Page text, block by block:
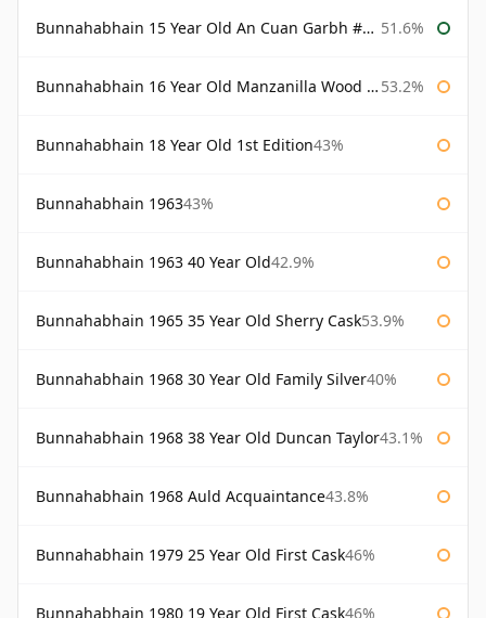
Bunnahabhain 15 Year Old An Cuan Garbh #1 Westering Home Collection 51.6%
Bunnahabhain 16 Year Old Manzanilla Wood Finish 53.2%
Bunnahabhain 18 Year Old 1st Edition43%
Bunnahabhain 196343%
Bunnahabhain 1963 40 Year Old42.9%
Bunnahabhain 1965 35 Year Old Sherry Cask53.9%
Bunnahabhain 1968 30 Year Old Family Silver40%
Bunnahabhain 1968 38 Year Old Duncan Taylor43.1%
Bunnahabhain 1968 Auld Acquaintance43.8%
Bunnahabhain 1979 25 Year Old First Cask46%
Bunnahabhain 1980 19 Year Old First Cask46%